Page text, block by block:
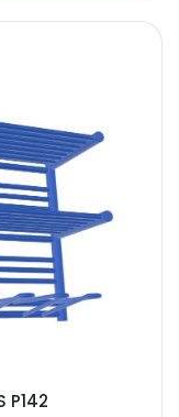
P142